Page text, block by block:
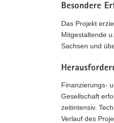
Besondere
Das Projekt
Mitgestaltende
Sachsen und
Finanzierungs-
Gesellschaft
zeitintensiv.
Verlauf des